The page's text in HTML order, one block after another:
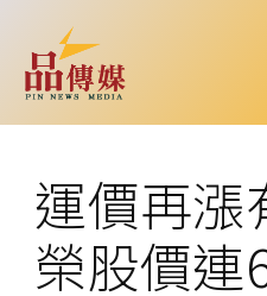
運價再漲
榮股價連